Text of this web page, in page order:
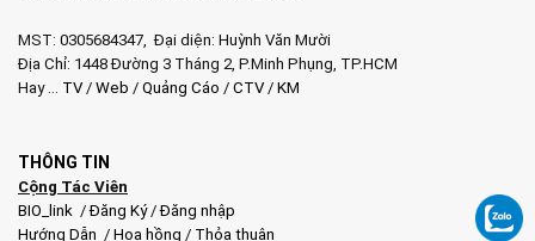
MST: 0305684347, Đại diện: Huỳnh Văn Mười
Địa Chỉ: 1448 Đường 3 Tháng 2, P.Minh Phụng, TP.HCM
Hay …
TV/ Web / Quảng Cáo / CTV/ KM
THÔNG TIN
Cộng Tác Viên
BIO_link /Đăng Ký /Đăng nhập
Hướng Dẫn / Hoa hồng / Thỏa thuận